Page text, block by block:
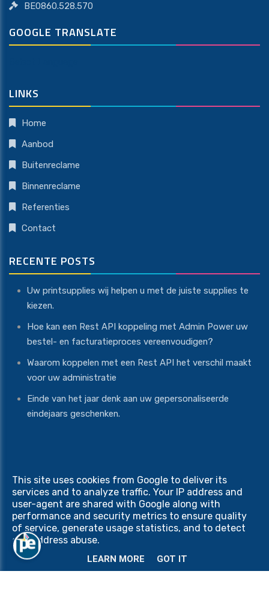
BE0860.528.570
GOOGLE TRANSLATE
LINKS
Home
Aanbod
Buitenreclame
Binnenreclame
Referenties
Contact
RECENTE POSTS
Uw printsupplies wij helpen u met de juiste supplies te
kiezen.
Hoe kan een Rest API koppeling met Admin Power uw
bestel- en facturatieproces vereenvoudigen?
Waarom koppelen met een Rest API het verschil maakt
voor uw administratie
Einde van het jaar denk aan uw gepersonaliseerde
eindejaars geschenken.
Copyright © 2026 Print Equipment. All rights reserved
Privacy & Cookies |UP-TO-DATE WebDesign
This site uses cookies from Google to deliver its
services and to analyze traffic. Your IP address and
user-agent are shared with Google along with
performance and security metrics to ensure quality
of service, generate usage statistics, and to detect
and address abuse.
LEARN MORE GOT IT